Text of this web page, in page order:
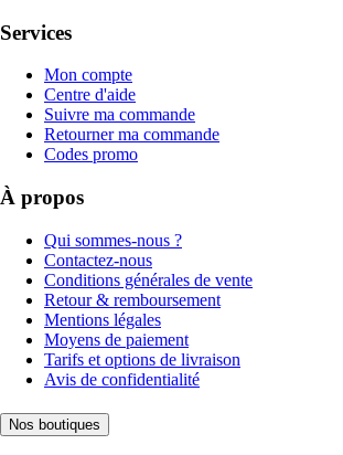
Services
Mon compte
Centre d'aide
Suivre ma commande
Retourner ma commande
Codes promo
À propos
Qui sommes-nous ?
Contactez-nous
Conditions générales de vente
Retour & remboursement
Mentions légales
Moyens de paiement
Tarifs et options de livraison
Avis de confidentialité
Nos boutiques